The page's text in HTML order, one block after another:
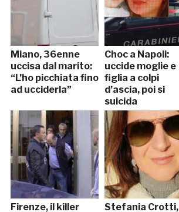
Miano, 36enne
uccisa dal marito:
“L’ho picchiata fino
ad ucciderla”
Choc a Napoli:
uccide moglie e
figlia a colpi
d’ascia, poi si
suicida
Firenze, il killer Stefania Crotti,